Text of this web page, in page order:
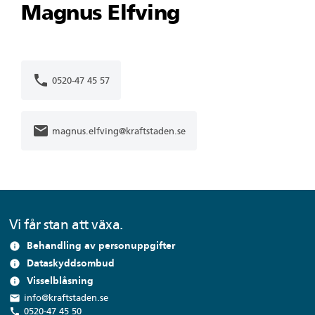
Magnus Elfving
phone 0520-47 45 57
mail magnus.elfving@kraftstaden.se
Vi får stan att växa.
info Behandling av personuppgifter
info Dataskyddsombud
info Visselblåsning
local_post_office info@kraftstaden.se
call 0520-47 45 50